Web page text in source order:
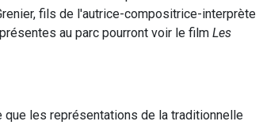
fils de l'autrice-compositrice-interprète
au parc pourront voir le film Les
que les représentations de la traditionnelle